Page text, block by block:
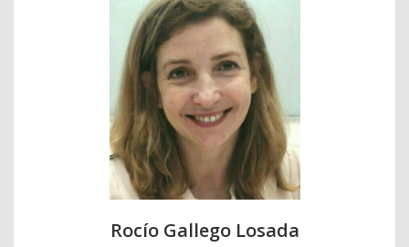
Rocío Gallego Losada